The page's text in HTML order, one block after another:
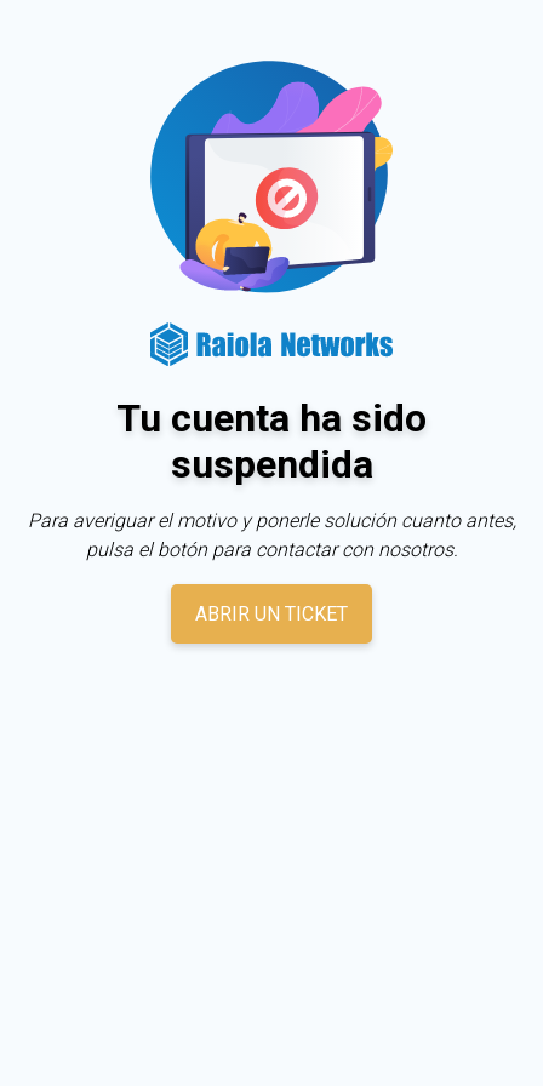
Tu cuenta ha sido
suspendida
Para averiguar el motivo y ponerle solución cuanto antes,
pulsa el botón para contactar con nosotros.
ABRIR UN TICKET